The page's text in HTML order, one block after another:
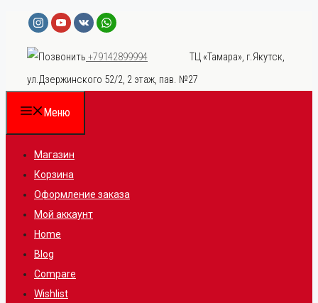
Перейти
содержимому
+79142899994
ТЦ «Тамара», г.Якутск,
ул.Дзержинского 52/2, 2 этаж, пав. №27
Меню
Магазин
Корзина
Оформление заказа
Мой аккаунт
Home
Blog
Compare
Wishlist